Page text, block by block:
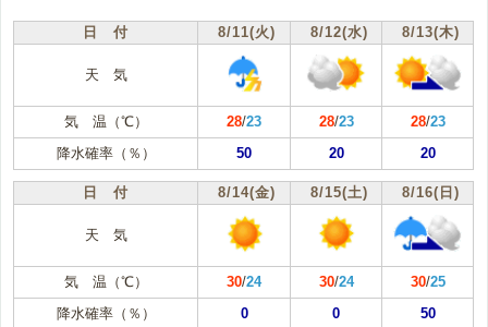
日 付 8/11(火) 8/12(水) 8/13(木)
天 気
気 温（℃） 28/23 28/23 28/23
降水確率（％）
50 20 20
日 付 8/14(金) 8/15(土) 8/16(日)
天 気
気 温（℃） 30/24 30/24 30/25
降水確率（％）
0 0 50